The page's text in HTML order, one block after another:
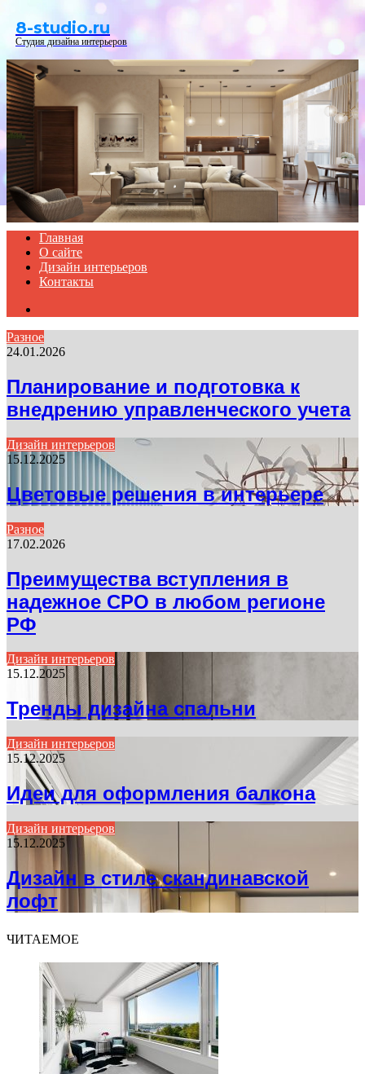
8-studio.ru
Студия дизайна интерьеров
Главная
О сайте
Дизайн интерьеров
Контакты
Разное
24.01.2026
Планирование и подготовка к
внедрению управленческого учета
Дизайн интерьеров
15.12.2025
Цветовые решения в интерьере
Разное
17.02.2026
Преимущества вступления в
надежное СРО в любом регионе
РФ
Дизайн интерьеров
15.12.2025
Тренды дизайна спальни
Дизайн интерьеров
15.12.2025
Идеи для оформления балкона
Дизайн интерьеров
15.12.2025
Дизайн в стиле скандинавской
лофт
ЧИТАЕМОЕ